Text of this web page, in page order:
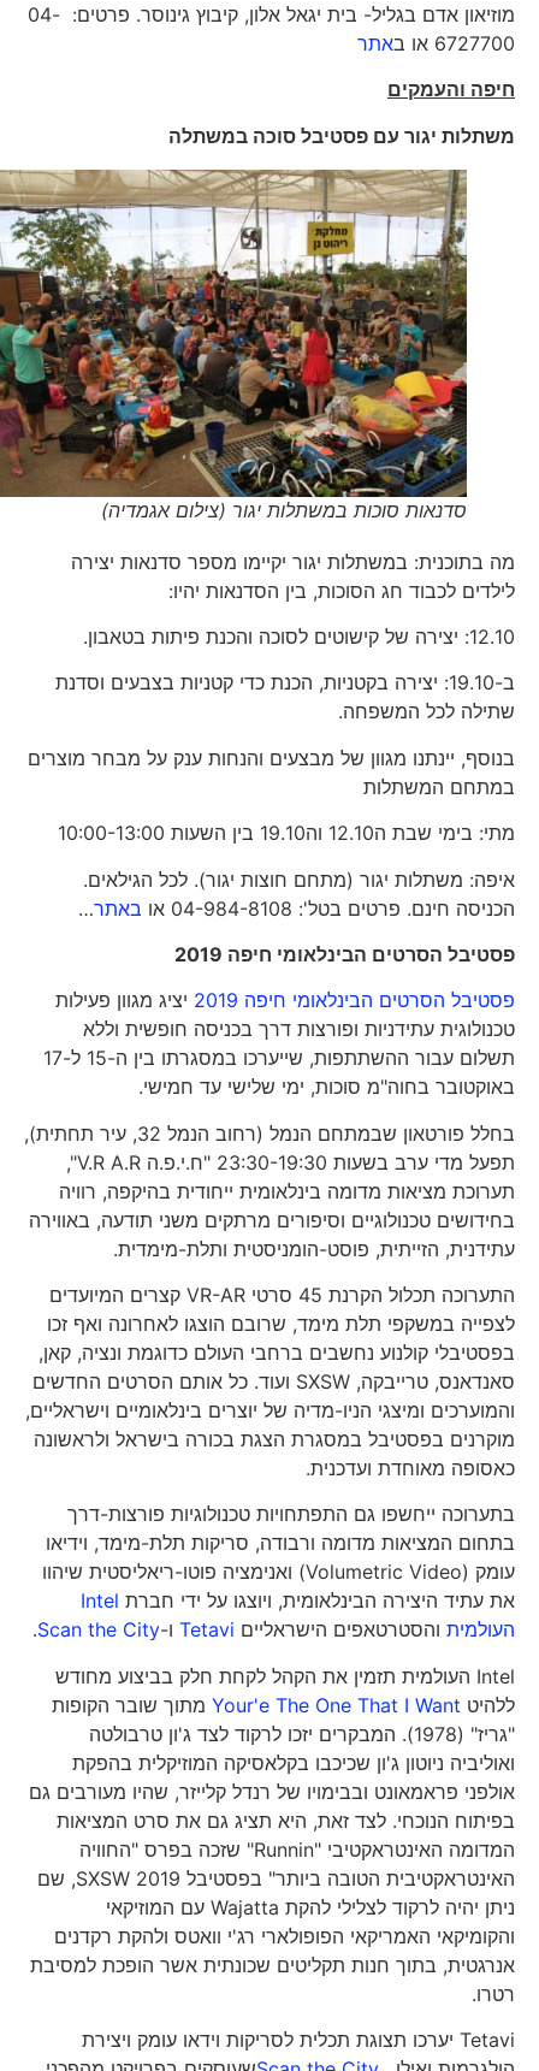
מוזיאון אדם בגליל- בית יגאל אלון, קיבוץ גינוסר. פרטים: 04-
6727700 או ב
אתר
חיפה והעמקים
משתלות יגור עם פסטיבל סוכה במשתלה
סדנאות סוכות במשתלות יגור (צילום אגמדיה)
מה בתוכנית: במשתלות יגור יקיימו מספר סדנאות יצירה
לילדים לכבוד חג הסוכות, בין הסדנאות יהיו:
12.10: יצירה של קישוטים לסוכה והכנת פיתות בטאבון.
ב-19.10: יצירה בקטניות, הכנת כדי קטניות בצבעים וסדנת
שתילה לכל המשפחה.
בנוסף, יינתנו מגוון של מבצעים והנחות ענק על מבחר מוצרים
במתחם המשתלות
מתי: בימי שבת ה12.10 וה19.10 בין השעות 10:00-13:00
איפה: משתלות יגור (מתחם חוצות יגור). לכל הגילאים.
הכניסה חינם. פרטים בטל': 04-984-8108 או
באתר…
פסטיבל הסרטים הבינלאומי חיפה 2019
פסטיבל הסרטים הבינלאומי חיפה 2019
יציג מגוון פעילות
טכנולוגית עתידניות ופורצות דרך בכניסה חופשית וללא
תשלום עבור ההשתתפות, שייערכו במסגרתו בין ה-15 ל-17
באוקטובר בחוה"מ סוכות, ימי שלישי עד חמישי.
בחלל פורטאון שבמתחם הנמל (רחוב הנמל 32, עיר תחתית),
תפעל מדי ערב בשעות 23:30-19:30 "ח.י.פ.ה V.R A.R",
תערוכת מציאות מדומה בינלאומית ייחודית בהיקפה, רוויה
בחידושים טכנולוגיים וסיפורים מרתקים משני תודעה, באווירה
עתידנית, הזייתית, פוסט-הומניסטית ותלת-מימדית.
התערוכה תכלול הקרנת 45 סרטי VR-AR קצרים המיועדים
לצפייה במשקפי תלת מימד, שרובם הוצגו לאחרונה ואף זכו
בפסטיבלי קולנוע נחשבים ברחבי העולם כדוגמת ונציה, קאן,
סאנדאנס, טרייבקה, SXSW ועוד. כל אותם הסרטים החדשים
והמוערכים ומיצגי הניו-מדיה של יוצרים בינלאומיים וישראליים,
מוקרנים בפסטיבל במסגרת הצגת בכורה בישראל ולראשונה
כאסופה מאוחדת ועדכנית.
בתערוכה ייחשפו גם התפתחויות טכנולוגיות פורצות-דרך
בתחום המציאות מדומה ורבודה, סריקות תלת-מימד, וידיאו
עומק (Volumetric Video) ואנימציה פוטו-ריאליסטית שיהוו
את עתיד היצירה הבינלאומית, ויוצגו על ידי חברתIntel
העולמיתוהסטרטאפים הישראלייםTetaviו-Scan the City
.
Intel העולמית תזמין את הקהל לקחת חלק בביצוע מחודש
ללהיטYour'e The One That I Wantמתוך שובר הקופות
"גריז" (1978). המבקרים יזכו לרקוד לצד ג'ון טרבולטה
ואוליביה ניוטון ג'ון שכיכבו בקלאסיקה המוזיקלית בהפקת
אולפני פראמאונט ובבימויו של רנדל קלייזר, שהיו מעורבים גם
בפיתוח הנוכחי. לצד זאת, היא תציג גם את סרט המציאות
המדומה האינטראקטיבי "Runnin" שזכה בפרס "החוויה
האינטראקטיבית הטובה ביותר" בפסטיבל SXSW 2019, שם
ניתן יהיה לרקוד לצלילי להקת Wajatta עם המוזיקאי
והקומיקאי האמריקאי הפופולארי רג'י וואטס ולהקת רקדנים
אנרגטית, בתוך חנות תקליטים שכונתית אשר הופכת למסיבת
רטרו.
Tetavi יערכו תצוגת תכלית לסריקות וידאו עומק ויצירת